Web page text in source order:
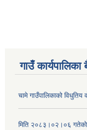
गाउँ
चामे गाउँपालिकाको
मिति २०८३।०२।०६ गतेको